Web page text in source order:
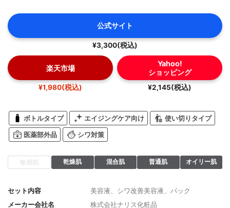
公式サイト
¥3,300(税込)
楽天市場
¥1,980(税込)
Yahoo!
ショッピング
¥2,145(税込)
ボトルタイプ エイジングケア向け 使い切りタイプ
医薬部外品 シワ対策
敏感肌 乾燥肌 混合肌 普通肌 オイリー肌
セット内容
美容液、シワ改善美容液、パック
メーカー会社名
株式会社ナリス化粧品